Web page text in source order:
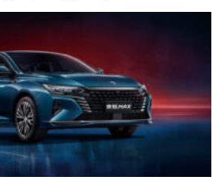
комплектации, сообщают
ссылкой на пресс-службу